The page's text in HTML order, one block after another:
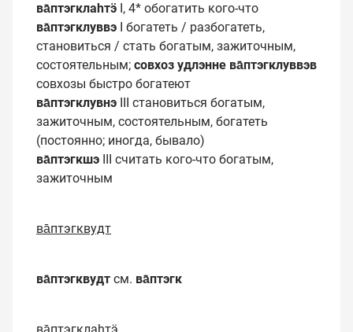
ва̄птэгклаһтӭ I, 4* обогатить кого-что
ва̄птэгклуввэ I богатеть / разбогатеть,
становиться / стать богатым, зажиточным,
состоятельным; совхоз удлэнне ва̄птэгклуввэв
совхозы быстро богатеют
ва̄птэгклувнэ III становиться богатым,
зажиточным, состоятельным, богатеть
(постоянно; иногда, бывало)
ва̄птэгкшэ III считать кого-что богатым,
зажиточным
ва̄птэгквудт
ва̄птэгквудт см. ва̄птэгк